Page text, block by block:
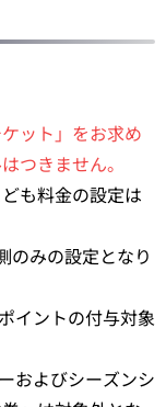
ット」をお求め
つきません。
も料金の設定は
のみの設定となり
イントの付与対象
およびシーズンシ